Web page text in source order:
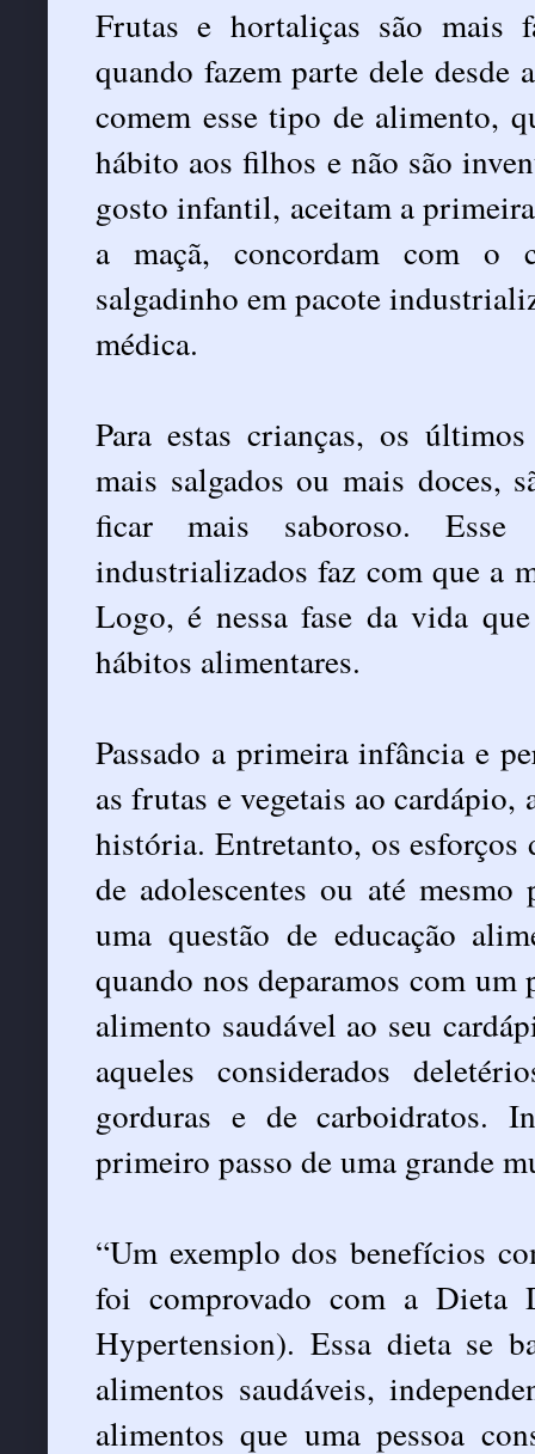
Frutas e hortaliças são mais
quando fazem parte dele desde
comem esse tipo de alimento,
hábito aos filhos e não são
gosto infantil, aceitam a
a maçã, concordam com o
salgadinho em pacote
médica.
Para estas crianças, os
mais salgados ou mais doces,
ficar mais saboroso. Esse
industrializados faz com que a
Logo, é nessa fase da vida
hábitos alimentares.
Passado a primeira infância e
as frutas e vegetais ao cardápio,
história. Entretanto, os esforços
de adolescentes ou até
uma questão de educação
quando nos deparamos com
alimento saudável ao seu
aqueles considerados
gorduras e de carboidratos.
primeiro passo de uma grande
“Um exemplo dos benefícios
foi comprovado com a Dieta
Hypertension). Essa dieta se
alimentos saudáveis,
alimentos que uma pessoa